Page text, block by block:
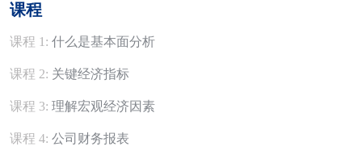
课程
课程 1: 什么是基本面分析
课程 2: 关键经济指标
课程 3: 理解宏观经济因素
课程 4: 公司财务报表